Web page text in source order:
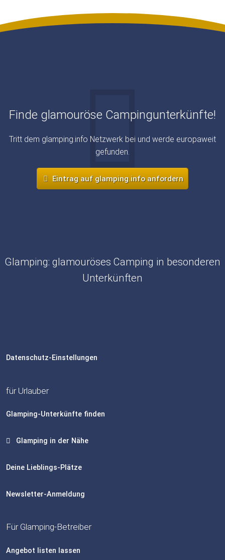
Finde glamouröse Campingunterkünfte!
Tritt dem glamping.info Netzwerk bei und werde europaweit
gefunden.
Eintrag auf glamping.info anfordern
Glamping: glamouröses Camping in besonderen
Unterkünften
Datenschutz-Einstellungen
für Urlauber
Glamping-Unterkünfte finden
Glamping in der Nähe
Deine Lieblings-Plätze
Newsletter-Anmeldung
Für Glamping-Betreiber
Angebot listen lassen